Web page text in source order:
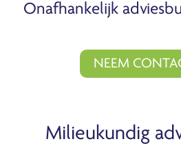
Onafhankelijk
NEEM
Milieukundig